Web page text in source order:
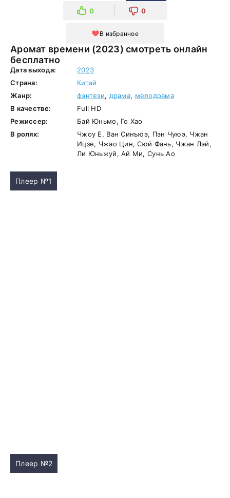
Аромат времени (2023) смотреть онлайн
бесплатно
0 0
В избранное
Дата выхода:
2023
Страна:
Китай
Жанр:
фэнтези, драма, мелодрама
В качестве:
Full HD
Режиссер:
Бай Юньмо, Го Хао
В ролях:
Чжоу Е, Ван Синъюэ, Пэн Чуюэ, Чжан
Ицзе, Чжао Цин, Сюй Фань, Чжан Лэй,
Ли Юньжуй, Ай Ми, Сунь Ао
Плеер №1
Плеер №2